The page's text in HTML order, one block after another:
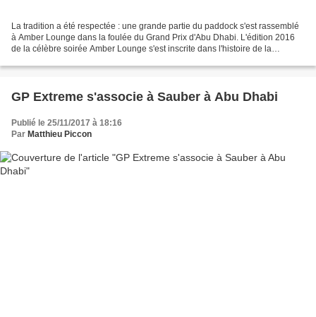
La tradition a été respectée : une grande partie du paddock s'est rassemblé
à Amber Lounge dans la foulée du Grand Prix d'Abu Dhabi. L'édition 2016
de la célèbre soirée Amber Lounge s'est inscrite dans l'histoire de la
GP Extreme s'associe à Sauber à Abu Dhabi
Publié le 25/11/2017 à 18:16
Par Matthieu Piccon